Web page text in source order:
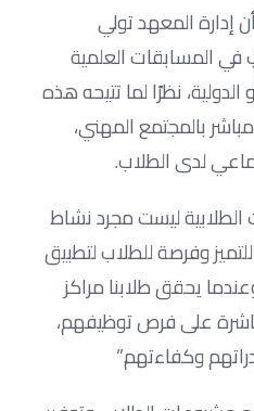
إدارة المعهد تولي
في المسابقات العلمية
نظرًا لما تتيحه هذه
بالمجتمع المهني،
لدى الطلاب.
ليست مجرد نشاط
وفرصة للطلاب لتطبيق
يحقق طلابنا مراكز
على فرص توظيفهم،
وكفاءتهم.”